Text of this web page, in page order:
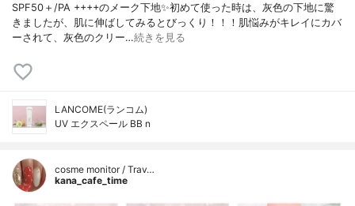
SPF50＋/PA ++++のメーク下地✨初めて使った時は、灰色の下地に驚
きましたが、肌に伸ばしてみるとびっくり！！！肌悩みがキレイにカバ
ーされて、灰色のクリー…続きを見る
LANCOME(ランコム)
UV エクスペール BB n
cosme monitor / Trav…
kana_cafe_time